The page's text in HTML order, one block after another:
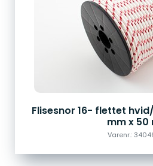
Flisesnor 16- flettet
mm x 50
Varenr.: